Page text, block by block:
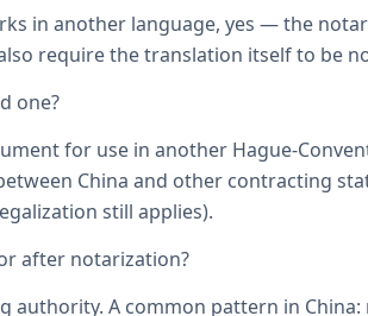
in another language, yes — the
require the translation itself to be
one?
for use in another Hague-
China and other contracting
still applies).
after notarization?
authority. A common pattern in